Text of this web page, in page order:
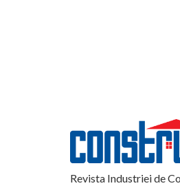
Revista Industriei de